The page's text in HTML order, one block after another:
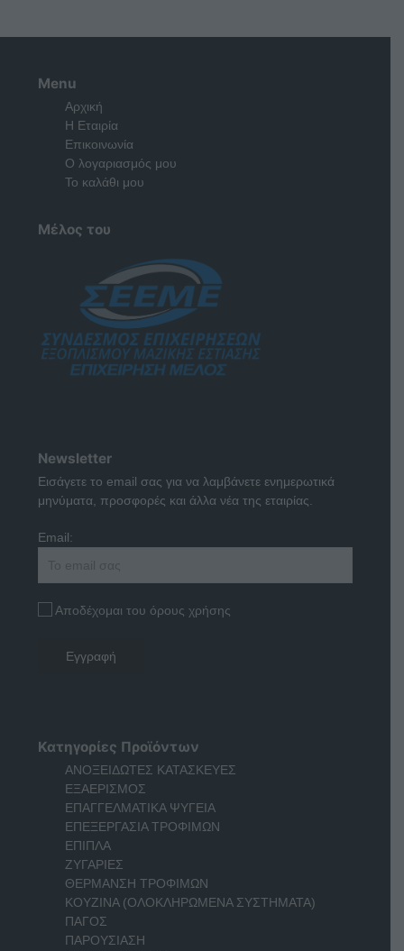
Menu
Αρχική
Η Εταιρία
Επικοινωνία
Ο λογαριασμός μου
Το καλάθι μου
Μέλος του
Newsletter
Εισάγετε το email σας για να λαμβάνετε ενημερωτικά
μηνύματα, προσφορές και άλλα νέα της εταιρίας.
Email:
Αποδέχομαι του όρους χρήσης
Κατηγορίες Προϊόντων
ΑΝΟΞΕΙΔΩΤΕΣ ΚΑΤΑΣΚΕΥΕΣ
ΕΞΑΕΡΙΣΜΟΣ
ΕΠΑΓΓΕΛΜΑΤΙΚΑ ΨΥΓΕΙΑ
ΕΠΕΞΕΡΓΑΣΙΑ ΤΡΟΦΙΜΩΝ
ΕΠΙΠΛΑ
ΖΥΓΑΡΙΕΣ
ΘΕΡΜΑΝΣΗ ΤΡΟΦΙΜΩΝ
ΚΟΥΖΙΝΑ (ΟΛΟΚΛΗΡΩΜΕΝΑ ΣΥΣΤΗΜΑΤΑ)
ΠΑΓΟΣ
ΠΑΡΟΥΣΙΑΣΗ